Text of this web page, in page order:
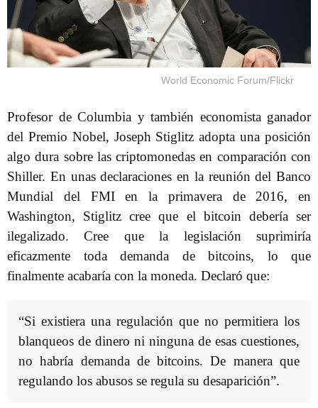
World Economic Forum/Flickr
Profesor de Columbia y también economista ganador
del Premio Nobel, Joseph Stiglitz adopta una posición
algo dura sobre las criptomonedas en comparación con
Shiller. En unas declaraciones en la reunión del Banco
Mundial del FMI en la primavera de 2016, en
Washington, Stiglitz cree que el bitcoin debería ser
ilegalizado. Cree que la legislación suprimiría
eficazmente toda demanda de bitcoins, lo que
finalmente acabaría con la moneda. Declaró que:
“Si existiera una regulación que no permitiera los
blanqueos de dinero ni ninguna de esas cuestiones,
no habría demanda de bitcoins. De manera que
regulando los abusos se regula su desaparición”.